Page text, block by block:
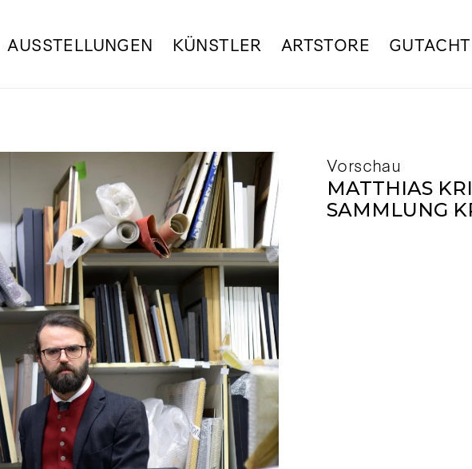
AUSSTELLUNGEN KÜNSTLER ARTSTORE
Vorschau
MATTHIAS
SAMMLUNG